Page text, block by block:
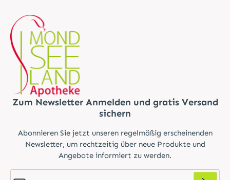
Zum Newsletter Anmelden und gratis Versand
sichern
Abonnieren Sie jetzt unseren regelmäßig erscheinenden
Newsletter, um rechtzeitig über neue Produkte und
Angebote informiert zu werden.